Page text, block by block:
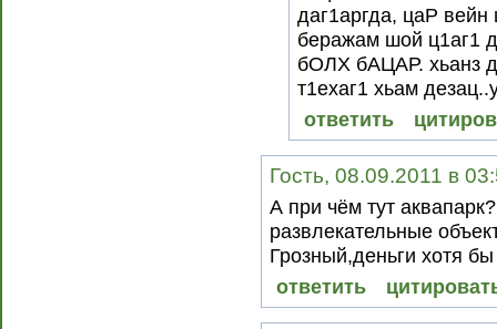
даг1аргда, цаР
беражам шой ц1аг1
бОЛХ бАЦАР. хьанз
т1ехаг1 хьам
ответить
Гость, 08.09.2011 в
А при чём тут
развлекательные
Грозный,деньги хотя бы
ответить